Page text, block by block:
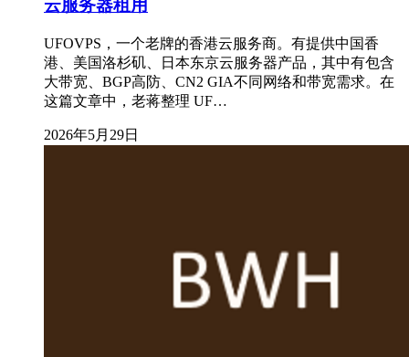
云服务器租用
UFOVPS，一个老牌的香港云服务商。有提供中国香
港、美国洛杉矶、日本东京云服务器产品，其中有包含
大带宽、BGP高防、CN2 GIA不同网络和带宽需求。在
这篇文章中，老蒋整理 UF…
2026年5月29日